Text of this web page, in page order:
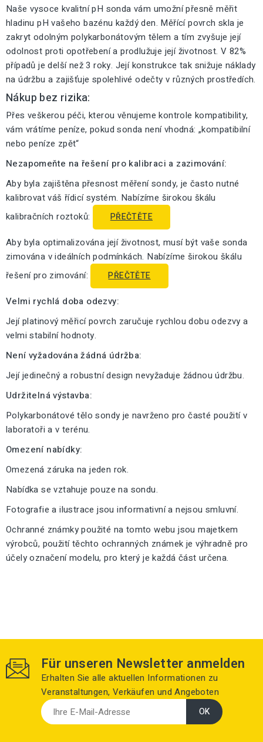
Naše vysoce kvalitní pH sonda vám umožní přesně měřit
hladinu pH vašeho bazénu každý den. Měřící povrch skla je
zakryt odolným polykarbonátovým tělem a tím zvyšuje její
odolnost proti opotřebení a prodlužuje její životnost. V 82%
případů je delší než 3 roky. Její konstrukce tak snižuje náklady
na údržbu a zajišťuje spolehlivé odečty v různých prostředích.
Nákup bez rizika:
Přes veškerou péči, kterou věnujeme kontrole kompatibility,
vám vrátíme peníze, pokud sonda není vhodná: „kompatibilní
nebo peníze zpět“
Nezapomeňte na řešení pro kalibraci a zazimování:
Aby byla zajištěna přesnost měření sondy, je často nutné
kalibrovat váš řídicí systém. Nabízíme širokou škálu
kalibračních roztoků:
PŘEČTĚTE
Aby byla optimalizována její životnost, musí být vaše sonda
zimována v ideálních podmínkách. Nabízíme širokou škálu
řešení pro zimování:
PŘEČTĚTE
Velmi rychlá doba odezvy:
Její platinový měřicí povrch zaručuje rychlou dobu odezvy a
velmi stabilní hodnoty.
Není vyžadována žádná údržba:
Její jedinečný a robustní design nevyžaduje žádnou údržbu.
Udržitelná výstavba:
Polykarbonátové tělo sondy je navrženo pro časté použití v
laboratoři a v terénu.
Omezení nabídky:
Omezená záruka na jeden rok.
Nabídka se vztahuje pouze na sondu.
Fotografie a ilustrace jsou informativní a nejsou smluvní.
Ochranné známky použité na tomto webu jsou majetkem
výrobců, použití těchto ochranných známek je výhradně pro
účely označení modelu, pro který je každá část určena.
Für unseren Newsletter anmelden
Erhalten Sie alle aktuellen Informationen zu
Veranstaltungen, Verkäufen und Angeboten